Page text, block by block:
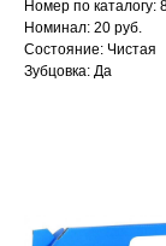
Номер по каталогу:
Номинал: 20 руб.
Состояние: Чистая
Зубцовка: Да